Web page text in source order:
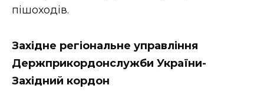
пішоходів.
Західне регіональне управління
Держприкордонслужби України-
Західний кордон